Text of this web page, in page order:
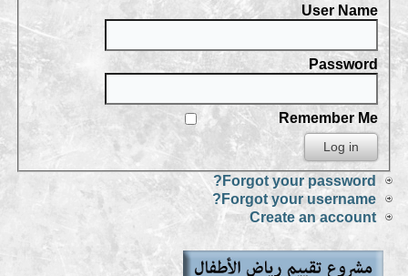
User Name
Password
Remember Me
Forgot your password?
Forgot your username?
Create an account